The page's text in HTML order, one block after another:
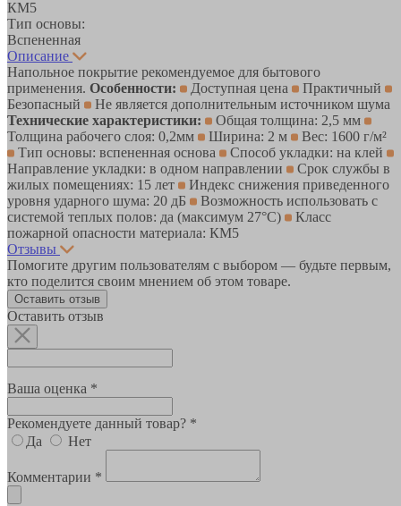
КМ5
Тип основы:
Вспененная
Описание
Напольное покрытие рекомендуемое для бытового
применения. Особенности: Доступная цена
Практичный
Безопасный
Не является дополнительным источником шума
Технические характеристики:
Общая толщина: 2,5 мм
Толщина рабочего слоя: 0,2мм
Ширина: 2 м
Вес: 1600 г/м²
Тип основы: вспененная основа
Способ укладки: на клей
Направление укладки: в одном направлении
Срок службы в
жилых помещениях: 15 лет
Индекс снижения приведенного
уровня ударного шума: 20 дБ
Возможность использовать с
системой теплых полов: да (максимум 27°C)
Класс
пожарной опасности материала: КМ5
Отзывы
Помогите другим пользователям с выбором — будьте первым,
кто поделится своим мнением об этом товаре.
Оставить отзыв
Оставить отзыв
Ваша оценка *
Рекомендуете данный товар? *
Да
Нет
Комментарии *